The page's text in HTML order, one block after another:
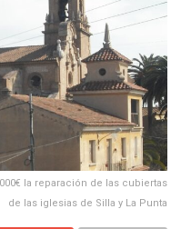
la reparación de las cubiertas
de las iglesias de Silla y La Punta